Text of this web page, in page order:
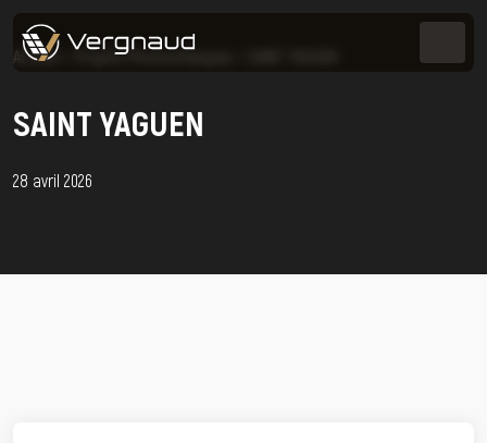
Accueil Projets Photovoltaïques
SAINT YAGUEN
28 avril 2026